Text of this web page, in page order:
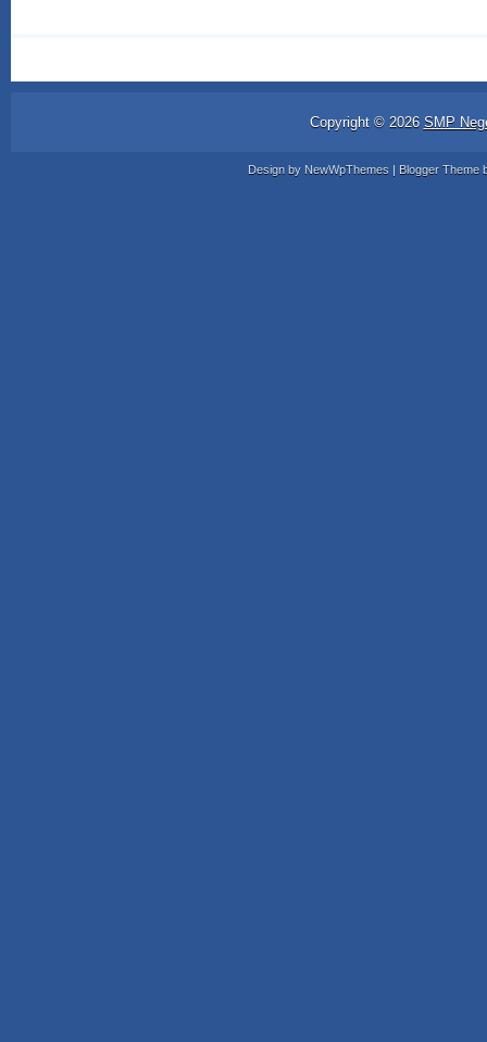
Copyright © 2026 SMP
Design by NewWpThemes | Blogger Theme